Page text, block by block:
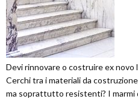
Devi rinnovare o costruire ex novo
Cerchi tra i materiali da
ma soprattutto resistenti? I